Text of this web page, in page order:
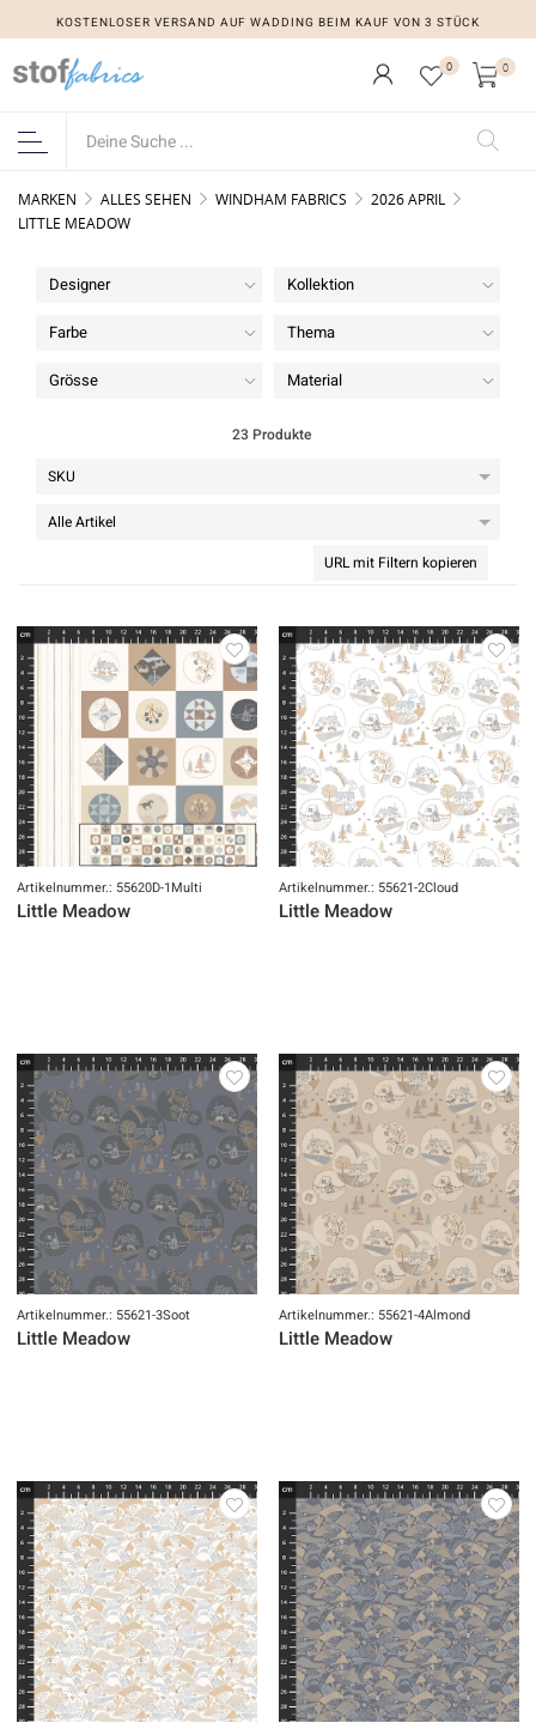
KOSTENLOSER VERSAND AUF WADDING BEIM KAUF VON 3 STÜCK
0 0
MARKEN ALLES SEHEN WINDHAM FABRICS
2026 APRIL
LITTLE MEADOW
Designer Kollektion
Farbe Thema
Grösse Material
23 Produkte
URL mit Filtern kopieren
Artikelnummer.: 55620D-1Multi
Little Meadow
Artikelnummer.: 55621-2Cloud
Little Meadow
Artikelnummer.: 55621-3Soot
Little Meadow
Artikelnummer.: 55621-4Almond
Little Meadow